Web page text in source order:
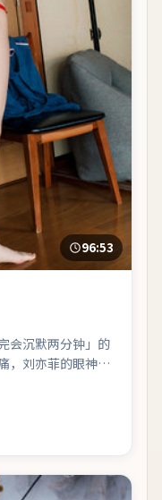
96:53
会沉默两分钟」的
，刘亦菲的眼神戏